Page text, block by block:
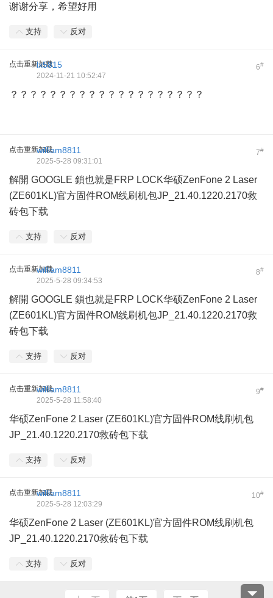
谢谢分享，希望好用
支持 反对
点击重新加载 6#
lx5815
2024-11-21 10:52:47
？？？？？？？？？？？？？？？？？？？？
点击重新加载 7#
william8811
2025-5-28 09:31:01
解開 GOOGLE 鎖也就是FRP LOCK华硕ZenFone 2 Laser
(ZE601KL)官方固件ROM线刷机包JP_21.40.1220.2170救
砖包下载
支持 反对
点击重新加载 8#
william8811
2025-5-28 09:34:53
解開 GOOGLE 鎖也就是FRP LOCK华硕ZenFone 2 Laser
(ZE601KL)官方固件ROM线刷机包JP_21.40.1220.2170救
砖包下载
支持 反对
点击重新加载 9#
william8811
2025-5-28 11:58:40
华硕ZenFone 2 Laser (ZE601KL)官方固件ROM线刷机包
JP_21.40.1220.2170救砖包下载
支持 反对
点击重新加载 10#
william8811
2025-5-28 12:03:29
华硕ZenFone 2 Laser (ZE601KL)官方固件ROM线刷机包
JP_21.40.1220.2170救砖包下载
支持 反对